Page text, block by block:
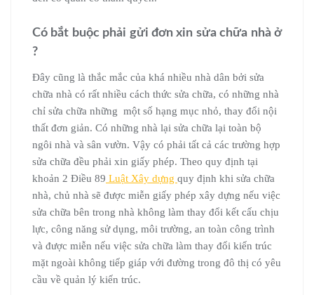
Có bắt buộc phải gửi đơn xin sửa chữa nhà ở
?
Đây cũng là thắc mắc của khá nhiều nhà dân bởi sửa
chữa nhà có rất nhiều cách thức sửa chữa, có những nhà
chỉ sửa chữa những một số hạng mục nhỏ, thay đổi nội
thất đơn giản. Có những nhà lại sửa chữa lại toàn bộ
ngôi nhà và sân vườn. Vậy có phải tất cả các trường hợp
sửa chữa đều phải xin giấy phép. Theo quy định tại
khoản 2 Điều 89 Luật Xây dựng quy định khi sửa chữa
nhà, chủ nhà sẽ được miễn giấy phép xây dựng nếu việc
sửa chữa bên trong nhà không làm thay đổi kết cấu chịu
lực, công năng sử dụng, môi trường, an toàn công trình
và được miễn nếu việc sửa chữa làm thay đổi kiến trúc
mặt ngoài không tiếp giáp với đường trong đô thị có yêu
cầu về quản lý kiến trúc.